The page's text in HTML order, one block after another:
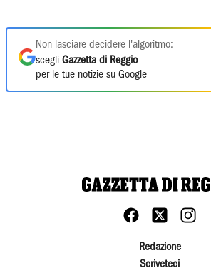
Non lasciare decidere l'algoritmo:
scegli Gazzetta di Reggio
per le tue notizie su Google
Redazione
Scriveteci